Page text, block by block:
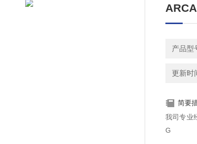
产品型
更新时
简要
我司专业
G